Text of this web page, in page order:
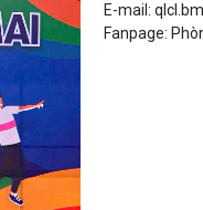
E-mail:
Fanpage: